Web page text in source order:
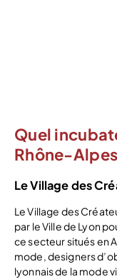
Quel
Rhône-Alpes
Le Village des
Le Village des
par le Ville de Lyon
ce secteur situés en
mode, designers
lyonnais de la mode